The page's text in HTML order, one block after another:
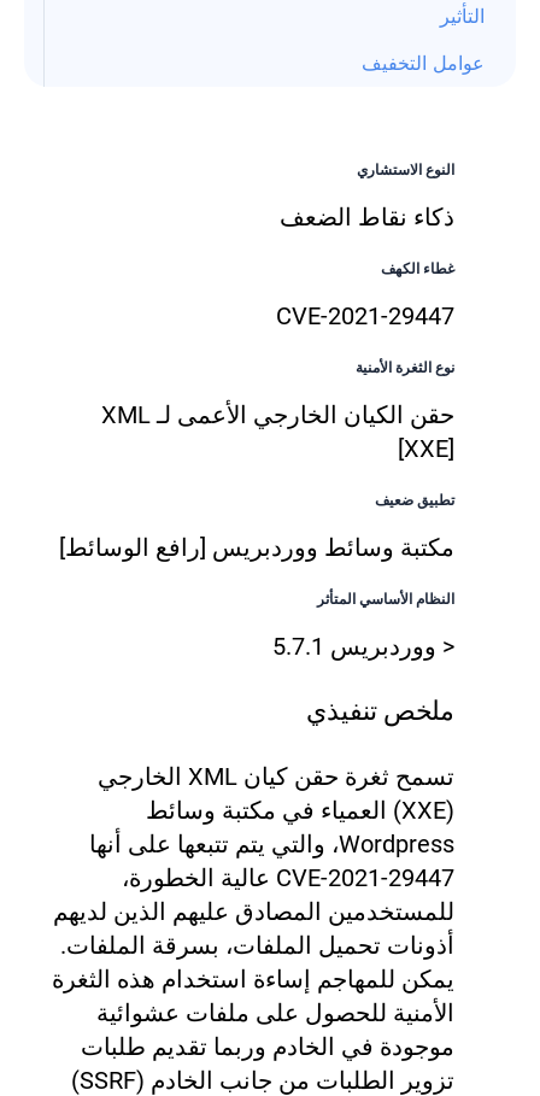
التأثير
عوامل التخفيف
النوع الاستشاري
ذكاء نقاط الضعف
غطاء الكهف
CVE-2021-29447
نوع الثغرة الأمنية
حقن الكيان الخارجي الأعمى لـ XML
[XXE]
تطبيق ضعيف
مكتبة وسائط ووردبريس [رافع الوسائط]
النظام الأساسي المتأثر
< ووردبريس 5.7.1
ملخص تنفيذي
تسمح ثغرة حقن كيان XML الخارجي
(XXE) العمياء في مكتبة وسائط
Wordpress، والتي يتم تتبعها على أنها
CVE-2021-29447 عالية الخطورة،
للمستخدمين المصادق عليهم الذين لديهم
أذونات تحميل الملفات، بسرقة الملفات.
يمكن للمهاجم إساءة استخدام هذه الثغرة
الأمنية للحصول على ملفات عشوائية
موجودة في الخادم وربما تقديم طلبات
تزوير الطلبات من جانب الخادم (SSRF)